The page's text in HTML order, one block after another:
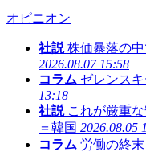
オピニオン
社説 株価暴落の
2026.08.07 15:58
コラム ゼレンス
13:18
社説 これが厳重
＝韓国 2026.08.05
コラム 労働の終